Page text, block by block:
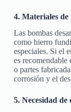
4. Materiales
Las bombas
como hierro
especiales. Si el
es recomendable
o partes
corrosión y el
5. Necesidad de